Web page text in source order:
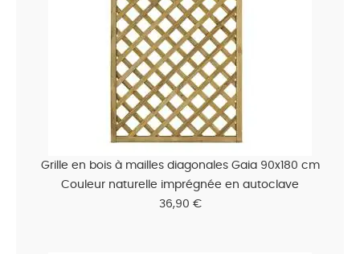
Grille en bois à mailles diagonales Gaia 90x180 cm
Couleur naturelle imprégnée en autoclave
36,90 €